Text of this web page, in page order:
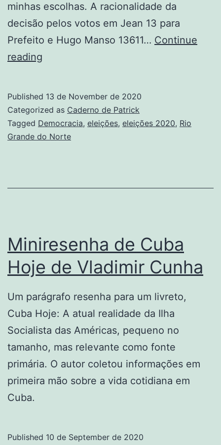
minhas escolhas. A racionalidade da
decisão pelos votos em Jean 13 para
Prefeito e Hugo Manso 13611… Continue
reading
2020
Published 13 de November de 2020
Categorized as Caderno de Patrick
Tagged Democracia, eleições, eleições 2020, Rio
Grande do Norte
Miniresenha de Cuba
Hoje de Vladimir Cunha
Um parágrafo resenha para um livreto,
Cuba Hoje: A atual realidade da Ilha
Socialista das Américas, pequeno no
tamanho, mas relevante como fonte
primária. O autor coletou informações em
primeira mão sobre a vida cotidiana em
Cuba.
Published 10 de September de 2020